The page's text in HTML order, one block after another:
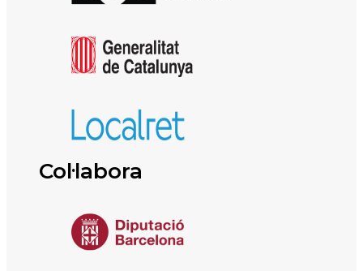
Col·labora